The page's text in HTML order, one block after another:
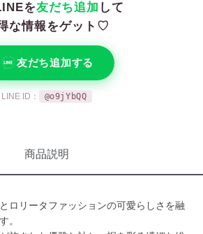
を友だち追加 して
な情報をゲット♡
友だち追加する
LINE ID： @o9jYbQQ
商品説明
ロリータファッションの可愛らしさを融
。